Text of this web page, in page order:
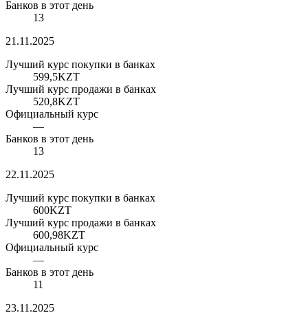
Банков в этот день
13
21.11.2025
Лучший курс покупки в банках
599,5KZT
Лучший курс продажи в банках
520,8KZT
Официальный курс
—
Банков в этот день
13
22.11.2025
Лучший курс покупки в банках
600KZT
Лучший курс продажи в банках
600,98KZT
Официальный курс
—
Банков в этот день
11
23.11.2025